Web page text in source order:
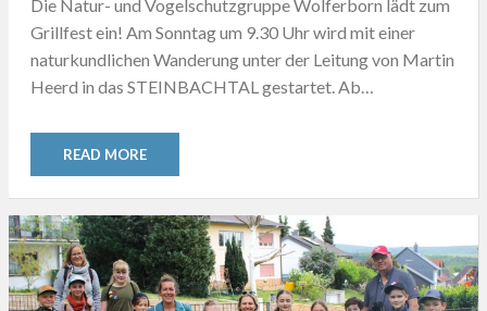
Die Natur- und Vogelschutzgruppe Wolferborn lädt zum
Grillfest ein! Am Sonntag um 9.30 Uhr wird mit einer
naturkundlichen Wanderung unter der Leitung von Martin
Heerd in das STEINBACHTAL gestartet. Ab…
READ MORE